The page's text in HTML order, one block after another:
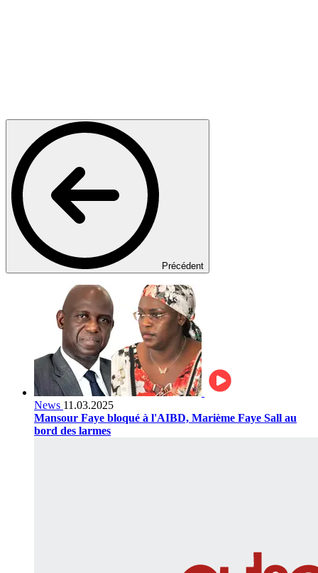
Précédent
News 11.03.2025
Mansour Faye bloqué à l'AIBD, Marième Faye Sall au
bord des larmes